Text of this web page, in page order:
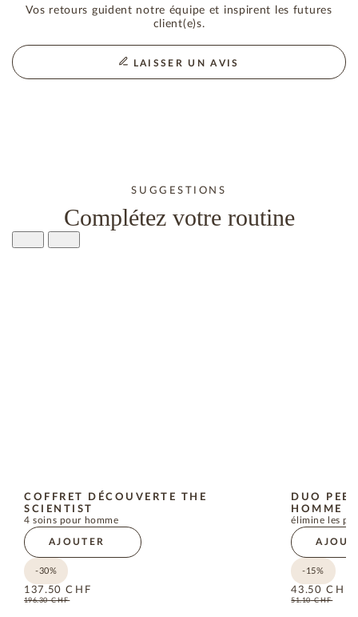
Vos retours guident notre équipe et inspirent les futures
client(e)s.
LAISSER UN AVIS
SUGGESTIONS
Complétez votre routine
COFFRET DÉCOUVERTE THE
SCIENTIST
4 soins pour homme
AJOUTER
-30%
137.50 CHF
196.30CHF
DUO
HOMME
élimine les
-15%
43.50 CHF
51.10CHF